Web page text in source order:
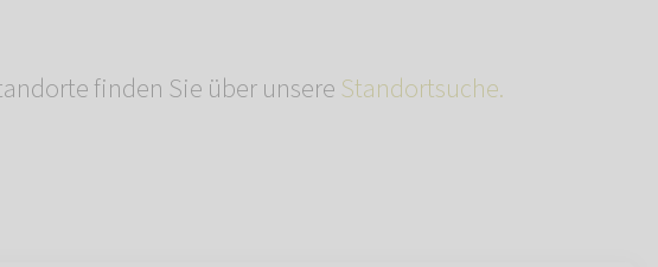
finden Sie über unsereStandortsuche.